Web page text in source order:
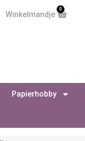
Winkelmandje
0
Papierhobby